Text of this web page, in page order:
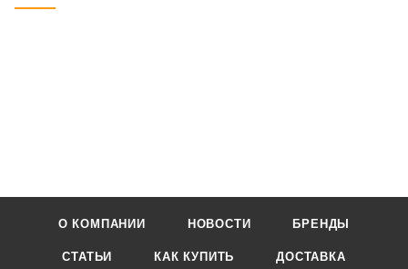
О КОМПАНИИ НОВОСТИ БРЕНДЫ
СТАТЬИ КАК КУПИТЬ ДОСТАВКА